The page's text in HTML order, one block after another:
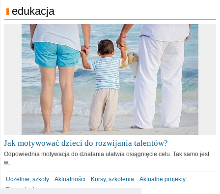
edukacja
Jak motywować dzieci do rozwijania talentów?
Odpowiednia motywacja do działania ułatwia osiągnięcie celu. Tak samo jest
w..
Uczelnie, szkoły Aktualności Kursy, szkolenia
Aktualne projekty
Dla malucha